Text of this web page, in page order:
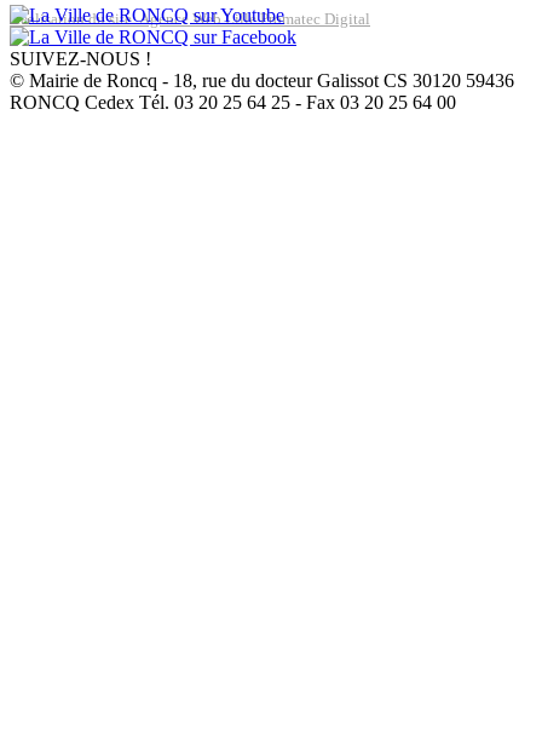
Réalisation du site: Agence Web Lille Promatec Digital
SUIVEZ-NOUS !
© Mairie de Roncq - 18, rue du docteur Galissot CS 30120 59436
RONCQ Cedex Tél. 03 20 25 64 25 - Fax 03 20 25 64 00